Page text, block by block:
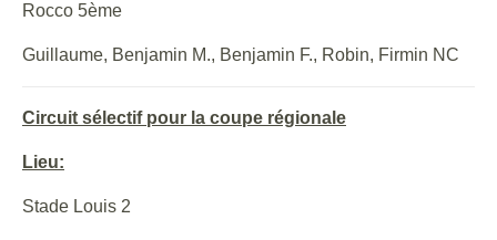
Rocco 5ème
Guillaume, Benjamin M., Benjamin F., Robin, Firmin NC
Circuit sélectif pour la coupe régionale
Lieu:
Stade Louis 2